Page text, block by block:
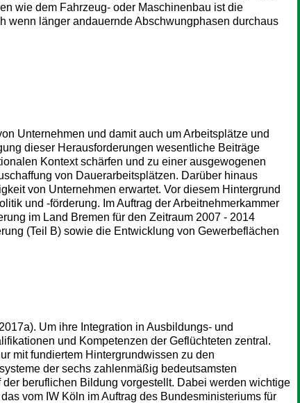
wie dem Fahrzeug- oder Maschinenbau ist die
wenn länger andauernde Abschwungphasen durchaus
Unternehmen und damit auch um Arbeitsplätze und
dieser Herausforderungen wesentliche Beiträge
Kontext schärfen und zu einer ausgewogenen
von Dauerarbeitsplätzen. Darüber hinaus
von Unternehmen erwartet. Vor diesem Hintergrund
und -förderung. Im Auftrag der Arbeitnehmerkammer
im Land Bremen für den Zeitraum 2007 - 2014
(Teil B) sowie die Entwicklung von Gewerbeflächen
Um ihre Integration in Ausbildungs- und
und Kompetenzen der Geflüchteten zentral.
mit fundiertem Hintergrundwissen zu den
der sechs zahlenmäßig bedeutsamsten
beruflichen Bildung vorgestellt. Dabei werden wichtige
vom IW Köln im Auftrag des Bundesministeriums für